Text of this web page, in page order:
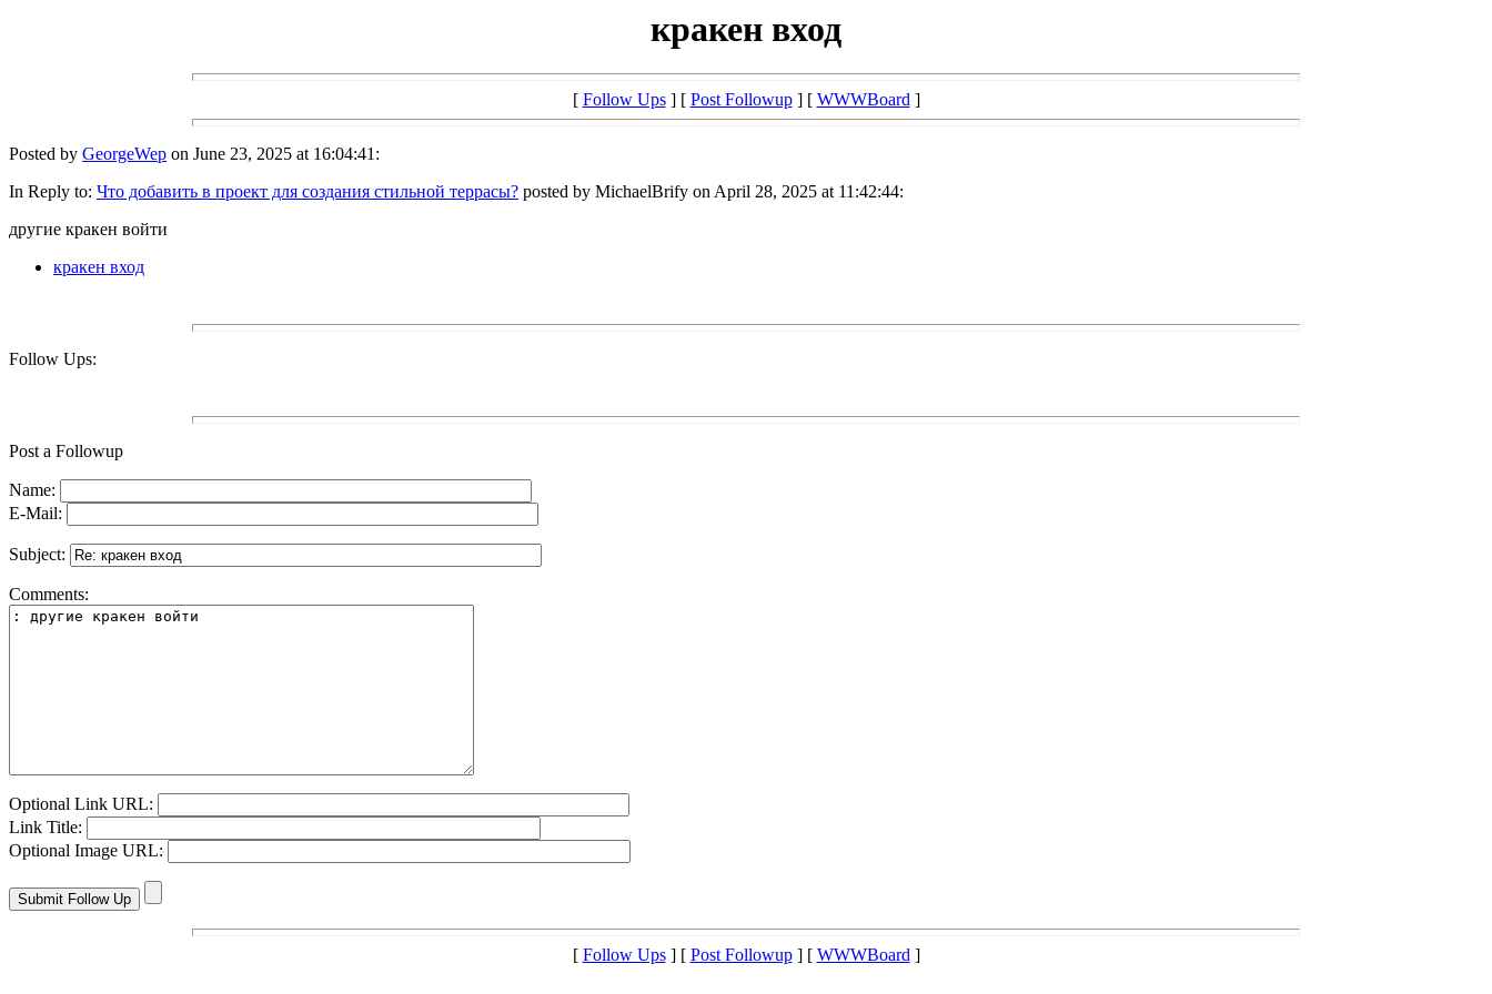
кракен вход
[ Follow Ups] [ Post Followup] [ WWWBoard]
Posted by GeorgeWep on June 23, 2025 at 16:04:41:
In Reply to: Что добавить в проект для создания стильной террасы? posted by MichaelBrify on April 28, 2025 at 11:42:44:
другие кракен войти
кракен вход
Follow Ups:
Post a Followup
Name:
E-Mail:
Subject:
Comments:
Optional Link URL:
Link Title:
Optional Image URL:
[ Follow Ups] [ Post Followup] [ WWWBoard]